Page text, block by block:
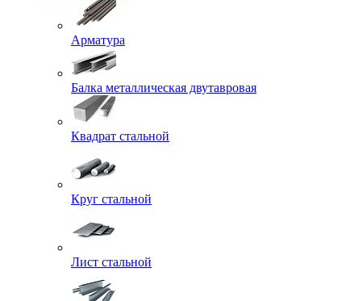
Арматура
Балка металлическая двутавровая
Квадрат стальной
Круг стальной
Лист стальной